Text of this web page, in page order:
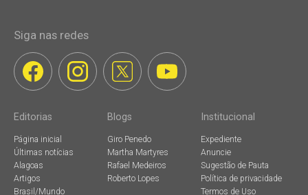
Siga nas redes
Editorias
Página inicial
Últimas notícias
Alagoas
Artigos
Brasil/Mundo
Blogs
Giro Penedo
Martha Martyres
Rafael Medeiros
Roberto Lopes
Institucional
Expediente
Anuncie
Sugestão de Pauta
Política de privacidade
Termos de Uso